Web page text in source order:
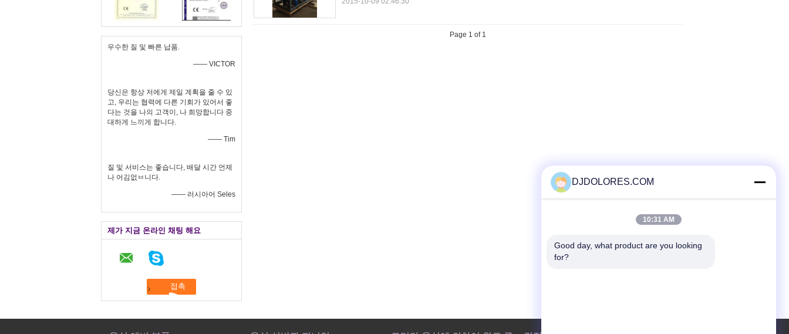
우수한 질 및 빠른 납품.
—— VICTOR
당신은 항상 저에게 제일 계획을 줄 수 있
고, 우리는 협력에 다른 기회가 있어서 좋
다는 것을 나의 고객이, 나 희망합니다 중
대하게 느끼게 합니다.
—— Tim
질 및 서비스는 좋습니다, 배달 시간 언제
나 어김없ㅂ니다.
—— 러시아어 Seles
제가 지금 온라인 채팅 해요
Page 1 of 1
DJDOLORES.COM
10:31 AM
Good day, what product are you looking
for?